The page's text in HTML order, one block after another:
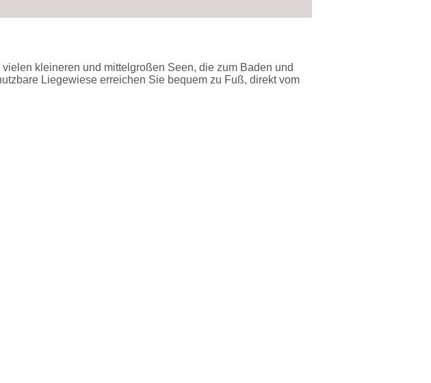
kleineren und mittelgroßen Seen, die zum Baden und
Liegewiese erreichen Sie bequem zu Fuß, direkt vom